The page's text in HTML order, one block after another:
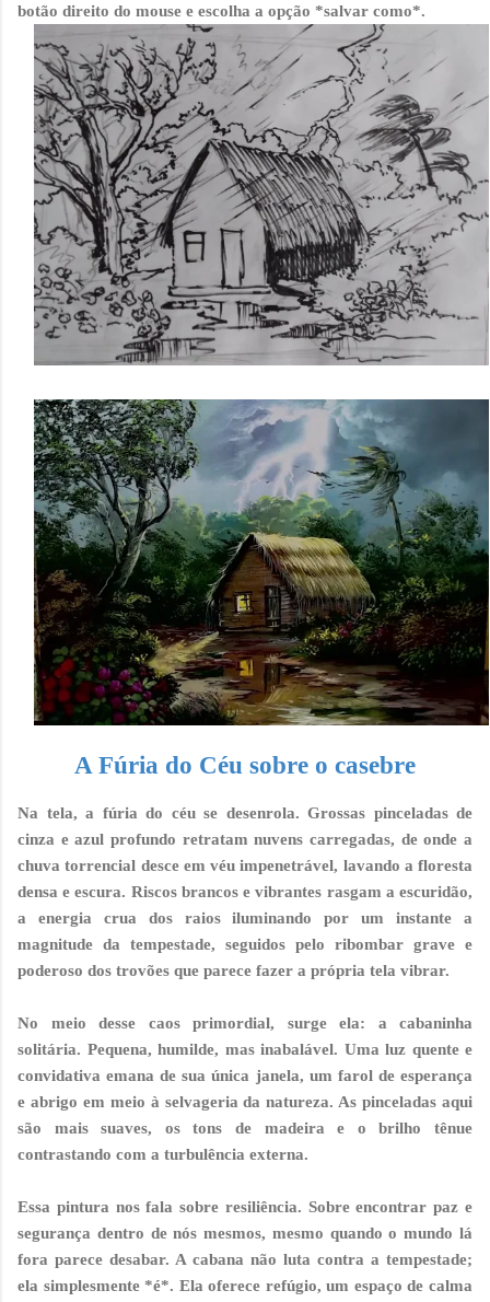
botão direito do mouse e escolha a opção *salvar como*.
A Fúria do Céu sobre o casebre
Na tela, a fúria do céu se desenrola. Grossas pinceladas de
cinza e azul profundo retratam nuvens carregadas, de onde a
chuva torrencial desce em véu impenetrável, lavando a floresta
densa e escura. Riscos brancos e vibrantes rasgam a escuridão,
a energia crua dos raios iluminando por um instante a
magnitude da tempestade, seguidos pelo ribombar grave e
poderoso dos trovões que parece fazer a própria tela vibrar.
No meio desse caos primordial, surge ela: a cabaninha
solitária. Pequena, humilde, mas inabalável. Uma luz quente e
convidativa emana de sua única janela, um farol de esperança
e abrigo em meio à selvageria da natureza. As pinceladas aqui
são mais suaves, os tons de madeira e o brilho tênue
contrastando com a turbulência externa.
Essa pintura nos fala sobre resiliência. Sobre encontrar paz e
segurança dentro de nós mesmos, mesmo quando o mundo lá
fora parece desabar. A cabana não luta contra a tempestade;
ela simplesmente *é*. Ela oferece refúgio, um espaço de calma